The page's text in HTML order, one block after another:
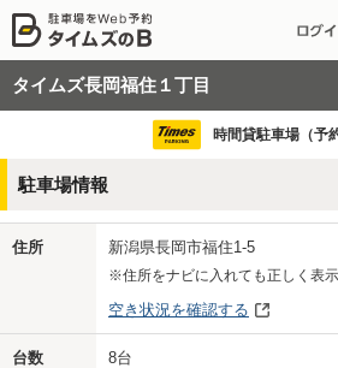
タイムズ長岡福住１丁目
時間貸駐車場（予
駐車場情報
住所 新潟県長岡市福住1-5
※住所をナビに入れても正しく表
空き状況を確認する
台数 8台